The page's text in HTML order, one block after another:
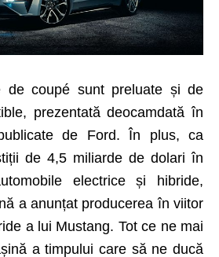
de coupé sunt preluate și de
prezentată deocamdată în
de Ford. În plus, ca
de 4,5 miliarde de dolari în
electrice și hibride,
a anunțat producerea în viitor
a lui Mustang. Tot ce ne mai
a timpului care să ne ducă